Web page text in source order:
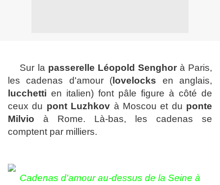
Sur la passerelle Léopold Senghorà Paris,
lescadenas d'amour ( lovelocks en anglais,
lucchetti en italien) font pâle figure à côté de
ceux du pont Luzhkov à Moscou et du ponte
Milvio à Rome.
Là-bas, les cadenas se
comptent par milliers.
Cadenas d'amour au-dessus de la Seine à